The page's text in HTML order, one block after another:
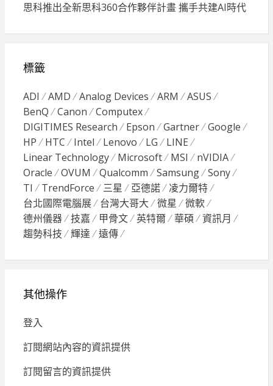
思科推出全新思科360合作夥伴計畫 攜手共建AI時代
標籤
ADI AMD Analog Devices ARM
ASUS
BenQ
Canon
Computex
DIGITIMES Research
Epson Gartner
Google
HP
HTC Intel Lenovo LG
LINE
Linear Technology
Microsoft MSI
nVIDIA
Oracle
OVUM Qualcomm Samsung
Sony
TI
TrendForce 三星 亞德諾
凌力爾特
台北國際電腦展
台灣大哥大 微星
微軟
德州儀器
技嘉 甲骨文 英特爾 華碩
資訊月
趨勢科技
輝達 遠傳
其他操作
登入
訂閱網站內容的資訊提供
訂閱留言的資訊提供